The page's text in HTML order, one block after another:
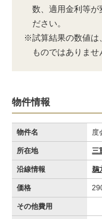
数、適用金利等が
ださい。
※試算結果の数値は
ものではありませ
物件情報
物件名 度
所在地 三
沿線情報 鵜
価格
その他費用